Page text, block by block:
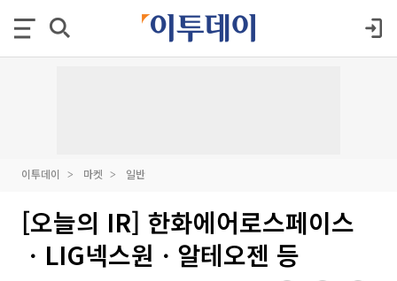
이투데이 마켓 일반
[오늘의 IR] 한화에어로스페이스
ㆍLIG넥스원ㆍ알테오젠 등